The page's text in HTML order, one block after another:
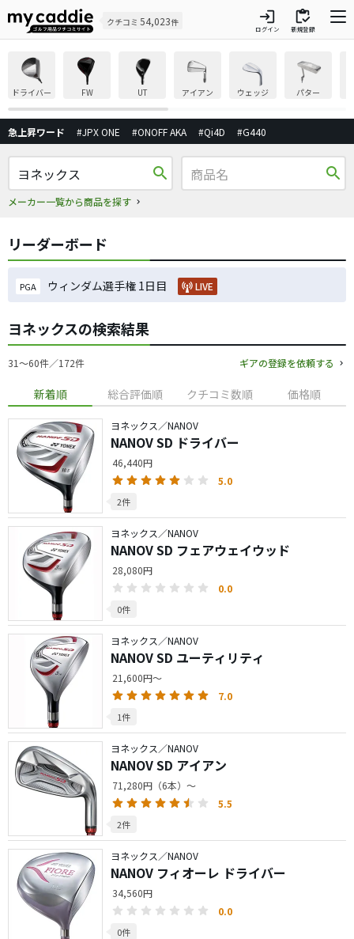
クチコミ 54,023件 login
ログイン
inventory
新規登録
ドライバー FW UT アイアン ウェッジ パター
急上昇ワード #JPX ONE #ONOFF AKA #Qi4D #G440
search
メーカー一覧から商品を探す
search
リーダーボード
PGA ウィンダム選手権 1日目 LIVE
ヨネックスの検索結果
31〜60件／172件 ギアの登録を依頼する
新着順 総合評価順 クチコミ数順 価格順
ヨネックス／NANOV
NANOV SD ドライバー
46,440円
5.0
2件
ヨネックス／NANOV
NANOV SD フェアウェイウッド
28,080円
0.0
0件
ヨネックス／NANOV
NANOV SD ユーティリティ
21,600円～
7.0
1件
ヨネックス／NANOV
NANOV SD アイアン
71,280円（6本）～
5.5
2件
ヨネックス／NANOV
NANOV フィオーレ ドライバー
34,560円
0.0
0件